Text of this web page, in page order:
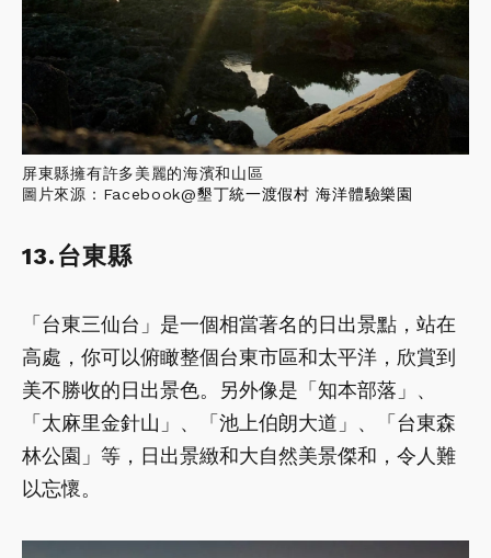
屏東縣擁有許多美麗的海濱和山區
圖片來源：Facebook@墾丁統一渡假村 海洋體驗樂園
13.台東縣
「台東三仙台」是一個相當著名的日出景點，站在
高處，你可以俯瞰整個台東市區和太平洋，欣賞到
美不勝收的日出景色。另外像是「知本部落」、
「太麻里金針山」、「池上伯朗大道」、「台東森
林公園」等，日出景緻和大自然美景傑和，令人難
以忘懷。